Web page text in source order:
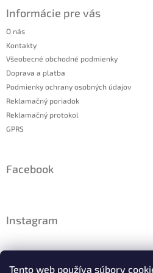
Tento web používa súbory
Informácie pre vás
O nás
Kontakty
Všeobecné obchodné podmienky
Doprava a platba
Podmienky ochrany osobných údajov
Reklamačný poriadok
Reklamačný protokol
GPRS
Facebook
Instagram